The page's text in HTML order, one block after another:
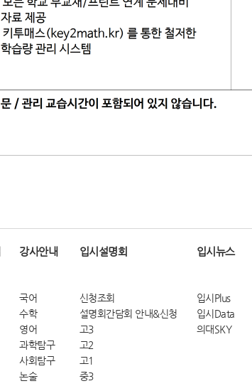
강사안내
국어
수학
영어
과학탐구
사회탐구
논술
입시설명회
신청조회
설명회간담회 안내&신청
고3
고2
고1
중3
입시뉴스
입시Plus
입시Data
의대SKY